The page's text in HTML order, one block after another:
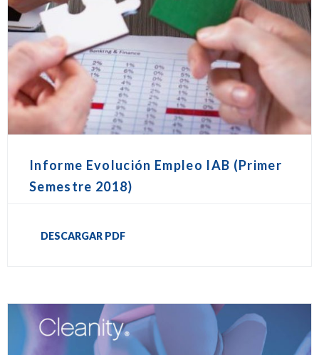
Informe Evolución Empleo IAB (Primer
Semestre 2018)
DESCARGAR PDF